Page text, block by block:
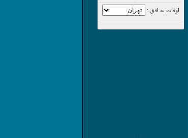
اوقات به افق :